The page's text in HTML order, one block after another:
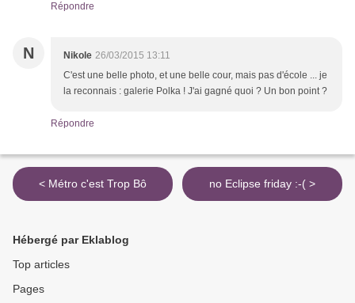
Répondre
N Nikole 26/03/2015 13:11
C'est une belle photo, et une belle cour, mais pas d'école ... je
la reconnais : galerie Polka ! J'ai gagné quoi ? Un bon point ?
Répondre
< Métro c'est Trop Bô no Eclipse friday :-( >
Hébergé par Eklablog
Top articles
Pages